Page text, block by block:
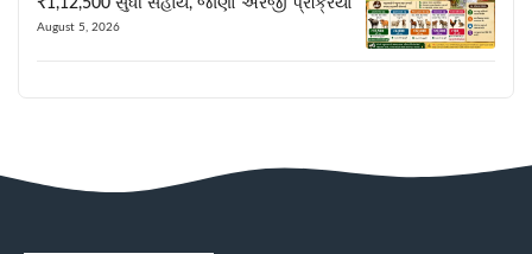
₹1,12,500 સુધી સહાય, જાણો અરજી પ્રક્રિયા
August 5, 2026